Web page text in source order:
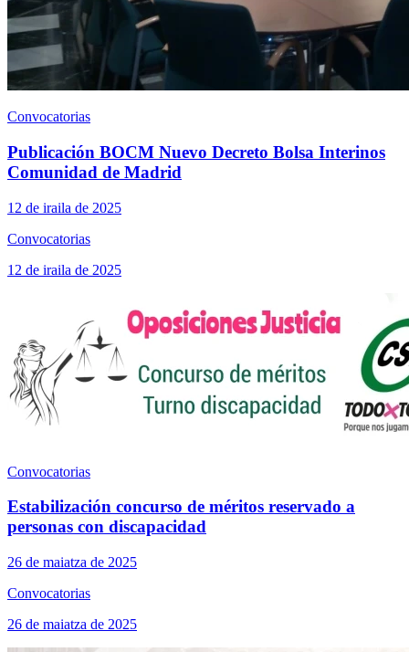
Convocatorias
Publicación BOCM Nuevo Decreto Bolsa Interinos
Comunidad de Madrid
12 de iraila de 2025
Convocatorias
12 de iraila de 2025
Convocatorias
Estabilización concurso de méritos reservado a
personas con discapacidad
26 de maiatza de 2025
Convocatorias
26 de maiatza de 2025